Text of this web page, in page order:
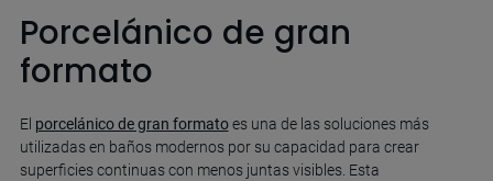
Porcelánico de gran
formato
El porcelánico de gran formato es una de las soluciones más
utilizadas en baños modernos por su capacidad para crear
superficies continuas con menos juntas visibles. Esta